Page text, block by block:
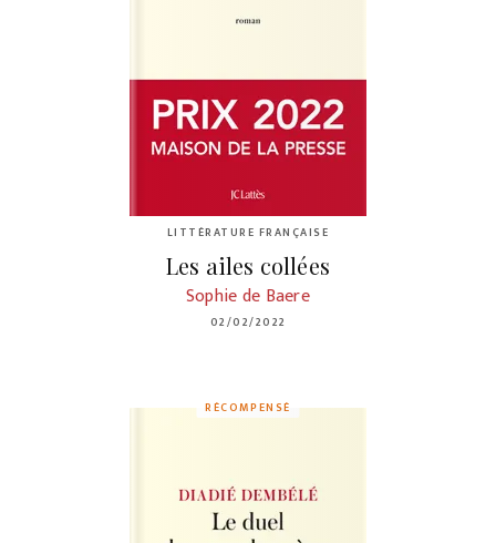
LITTÉRATURE FRANÇAISE
Les ailes collées
Sophie de Baere
02/02/2022
RÉCOMPENSÉ